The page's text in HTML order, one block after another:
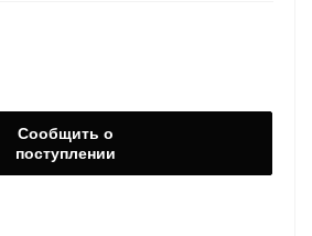
Сообщить о
поступлении